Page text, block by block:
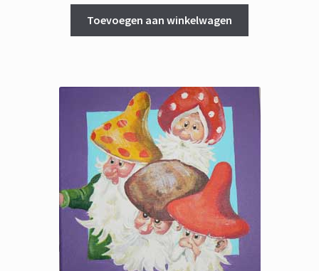
Toevoegen aan winkelwagen